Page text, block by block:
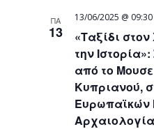
ΠΑ
13
«Ταξίδι
την
από το
Κυπριανού,
13/06/2025 @ 09:30